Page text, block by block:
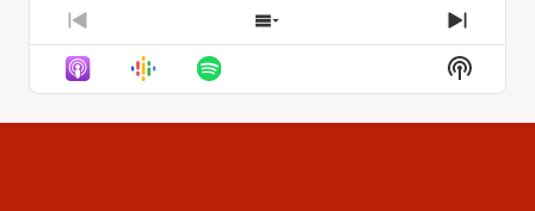
Previous
Episode
Show
Episodes
Next
Show